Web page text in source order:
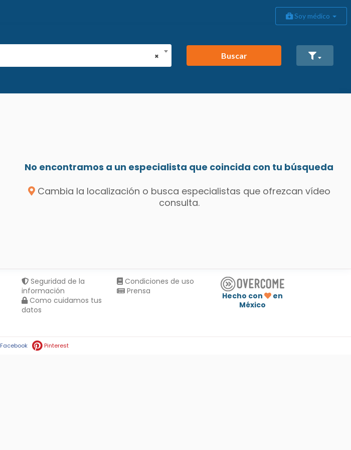
Soy médico
×
Buscar
No encontramos a un especialista que coincida con tu búsqueda
Cambia la localización o busca especialistas que ofrezcan vídeo
consulta.
Seguridad de la
información
Como cuidamos tus
datos
Condiciones de uso
Prensa
Hecho con
en
México
Facebook Pinterest